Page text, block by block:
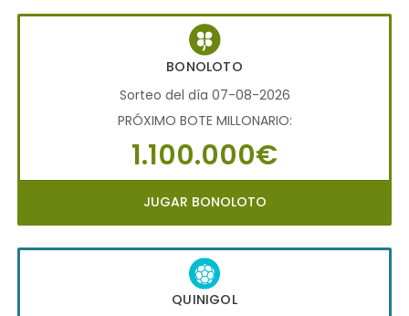
BONOLOTO
Sorteo del día 07-08-2026
PRÓXIMO BOTE MILLONARIO:
1.100.000€
JUGAR BONOLOTO
QUINIGOL